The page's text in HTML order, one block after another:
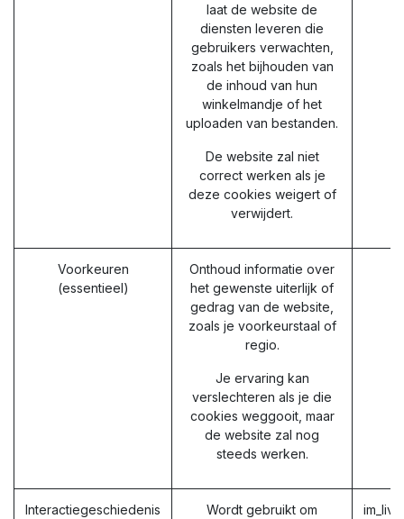
laat de website de
diensten leveren die
gebruikers verwachten,
zoals het bijhouden van
de inhoud van hun
winkelmandje of het
uploaden van bestanden.
De website zal niet
correct werken als je
deze cookies weigert of
verwijdert.
Voorkeuren
(essentieel)
Onthoud informatie over
het gewenste uiterlijk of
gedrag van de website,
zoals je voorkeurstaal of
regio.
Je ervaring kan
verslechteren als je die
cookies weggooit, maar
de website zal nog
steeds werken.
Interactiegeschiedenis
Wordt gebruikt om